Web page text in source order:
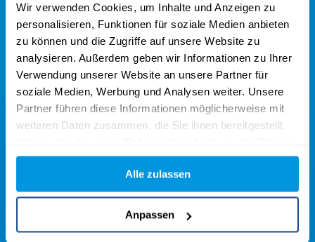
Wir verwenden Cookies, um Inhalte und Anzeigen zu
personalisieren, Funktionen für soziale Medien anbieten
zu können und die Zugriffe auf unsere Website zu
analysieren. Außerdem geben wir Informationen zu Ihrer
Verwendung unserer Website an unsere Partner für
soziale Medien, Werbung und Analysen weiter. Unsere
Partner führen diese Informationen möglicherweise mit
weiteren Daten zusammen, die Sie ihnen bereitgestellt
gesammelt haben.
Alle zulassen
Anpassen
Location
yawave AG
Hirschmattstrasse 15
6003 Lucerne
Switzerland
+41 41 340 35 35
contact@yawave.com